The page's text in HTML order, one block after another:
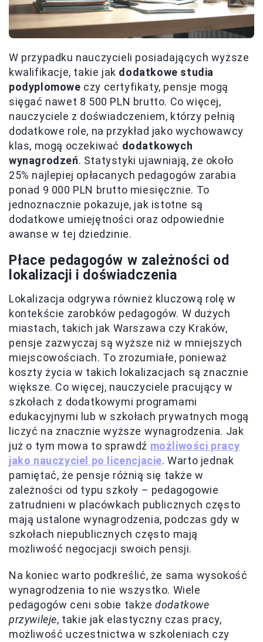
W przypadku nauczycieli posiadających wyższe
kwalifikacje, takie jak dodatkowe studia
podyplomowe czy certyfikaty, pensje mogą
sięgać nawet 8 500 PLN brutto. Co więcej,
nauczyciele z doświadczeniem, którzy pełnią
dodatkowe role, na przykład jako wychowawcy
klas, mogą oczekiwać dodatkowych
wynagrodzeń. Statystyki ujawniają, że około
25% najlepiej opłacanych pedagogów zarabia
ponad 9 000 PLN brutto miesięcznie. To
jednoznacznie pokazuje, jak istotne są
dodatkowe umiejętności oraz odpowiednie
awanse w tej dziedzinie.
Płace pedagogów w zależności od
lokalizacji i doświadczenia
Lokalizacja odgrywa również kluczową rolę w
kontekście zarobków pedagogów. W dużych
miastach, takich jak Warszawa czy Kraków,
pensje zazwyczaj są wyższe niż w mniejszych
miejscowościach. To zrozumiałe, ponieważ
koszty życia w takich lokalizacjach są znacznie
większe. Co więcej, nauczyciele pracujący w
szkołach z dodatkowymi programami
edukacyjnymi lub w szkołach prywatnych mogą
liczyć na znacznie wyższe wynagrodzenia. Jak
już o tym mowa to sprawdź możliwości pracy
jako nauczyciel po licencjacie. Warto jednak
pamiętać, że pensje różnią się także w
zależności od typu szkoły – pedagogowie
zatrudnieni w placówkach publicznych często
mają ustalone wynagrodzenia, podczas gdy w
szkołach niepublicznych często mają
możliwość negocjacji swoich pensji.
Na koniec warto podkreślić, że sama wysokość
wynagrodzenia to nie wszystko. Wiele
pedagogów ceni sobie takżedodatkowe
przywileje, takie jak elastyczny czas pracy,
możliwość uczestnictwa w szkoleniach czy